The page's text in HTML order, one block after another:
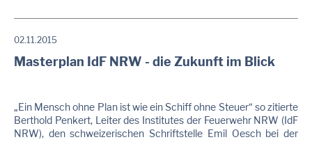
02.11.2015
Masterplan IdF NRW - die Zukunft im Blick
„Ein Mensch ohne Plan ist wie ein Schiff ohne Steuer“ so zitierte
Berthold Penkert, Leiter des Institutes der Feuerwehr NRW (IdF
NRW), den schweizerischen Schriftstelle Emil Oesch bei der